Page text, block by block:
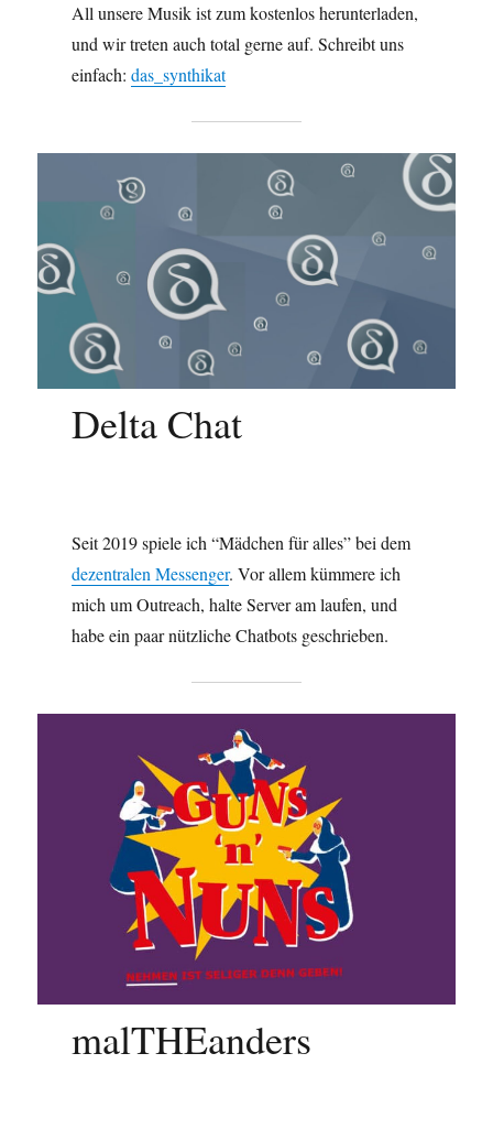
All unsere Musik ist zum kostenlos herunterladen,
und wir treten auch total gerne auf. Schreibt uns
einfach: das_synthikat
Delta Chat
Seit 2019 spiele ich “Mädchen für alles” bei dem
dezentralen Messenger. Vor allem kümmere ich
mich um Outreach, halte Server am laufen, und
habe ein paar nützliche Chatbots geschrieben.
malTHEanders